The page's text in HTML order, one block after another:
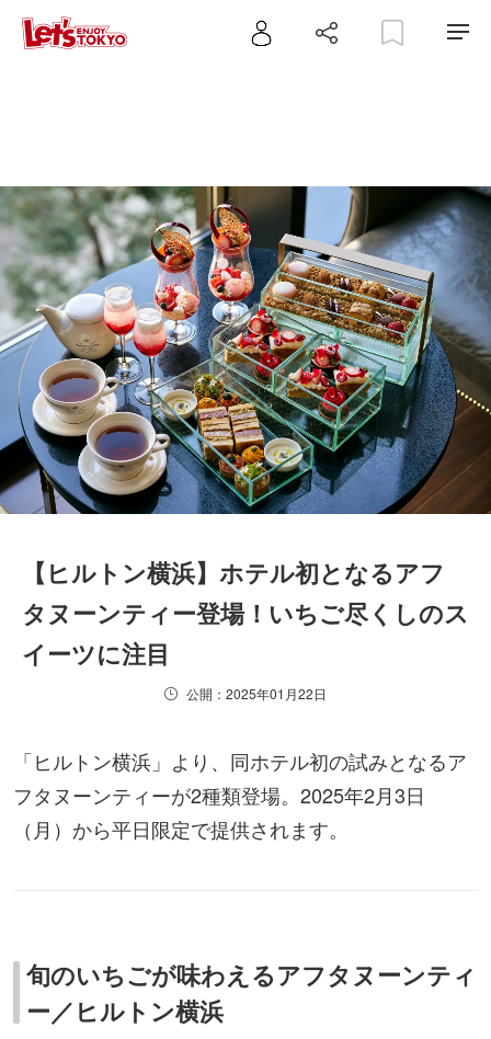
【ヒルトン横浜】ホテル初となるアフ
タヌーンティー登場！いちご尽くしのス
イーツに注目
公開：2025年01月22日
「ヒルトン横浜」より、同ホテル初の試みとなるア
フタヌーンティーが2種類登場。2025年2月3日
（月）から平日限定で提供されます。
旬のいちごが味わえるアフタヌーンティ
ー／ヒルトン横浜